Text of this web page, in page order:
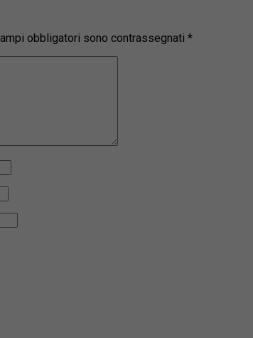
obbligatori sono contrassegnati *